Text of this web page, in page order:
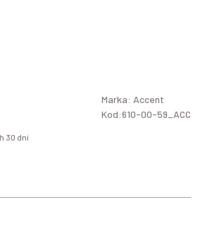
30 dni
Marka: Accent
Kod:610-00-59_ACC